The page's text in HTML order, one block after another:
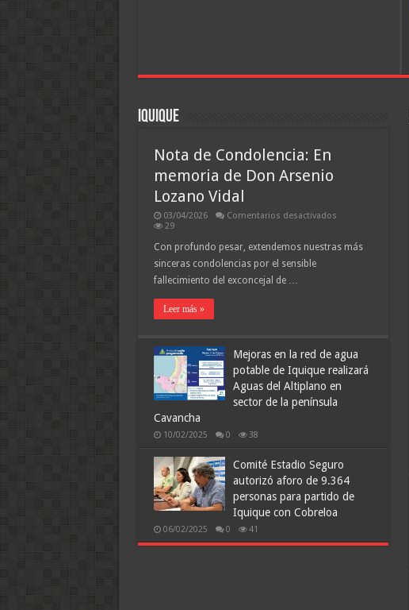
en
Iquique
Nota de Condolencia: En
memoria de Don Arsenio
Lozano Vidal
03/04/2026 Comentarios desactivadosen
Condolencia:
29
Con profundo pesar, extendemos nuestras más
sinceras condolencias por el sensible
fallecimiento del exconcejal de …
Leer más »
Mejoras en la red de agua
potable de Iquique realizará
Aguas del Altiplano en
sector de la península
Cavancha
10/02/2025 0 38
Comité Estadio Seguro
autorizó aforo de 9.364
personas para partido de
Iquique con Cobreloa
06/02/2025 0 41